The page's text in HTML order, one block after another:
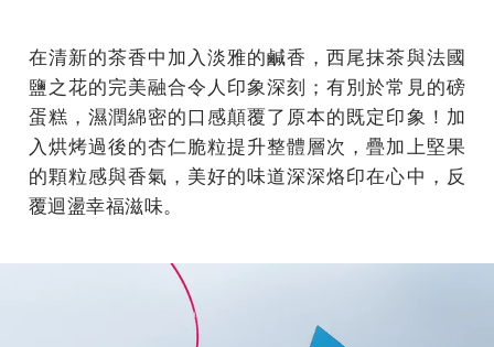
在清新的茶香中加入淡雅的鹹香，西尾抹茶與法國
鹽之花的完美融合令人印象深刻；有別於常見的磅
蛋糕，濕潤綿密的口感顛覆了原本的既定印象！加
入烘烤過後的杏仁脆粒提升整體層次，疊加上堅果
的顆粒感與香氣，美好的味道深深烙印在心中，反
覆迴盪幸福滋味。